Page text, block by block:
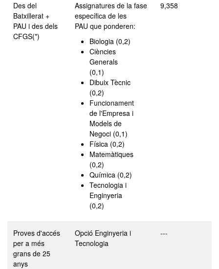
Des del
Batxillerat +
PAU i des dels
CFGS(*)
Assignatures de la fase
específica de les
PAU que ponderen:
Biologia (0,2)
Ciències
Generals
(0,1)
Dibuix Tècnic
(0,2)
Funcionament
de l'Empresa i
Models de
Negoci (0,1)
Física (0,2)
Matemàtiques
(0,2)
Química (0,2)
Tecnologia i
Enginyeria
(0,2)
9,358
Proves d'accés
per a més
grans de 25
anys
Opció Enginyeria i
Tecnologia
---